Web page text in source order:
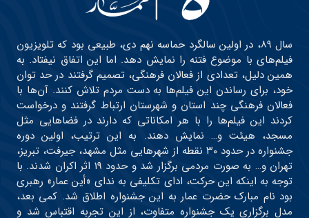
سال ۸۹، در اولین سالگرد حماسه نهم دی، طبیعی بود که تلویزیون
فیلم‌های با موضوع فتنه را نمایش دهد. اما این اتفاق نیفتاد. به
همین دلیل، تعدادی از فعالان فرهنگی، تصمیم گرفتند در حد توان
خود، برای رساندن این فیلم‌ها به دست مردم تلاش کنند. آن‌ها با
فعالان فرهنگی چند استان و شهرستان ارتباط گرفتند و درخواست
کردند این فیلم‌ها را با هر امکاناتی که دارند در فضاهایی مثل
مسجد، هیئت و… نمایش دهند. به این ترتیب، اولین دوره
جشنواره در حدود ۳۰ نقطه از شهرهایی مثل مشهد، جیرفت، تبریز،
تهران و… به صورت مردمی برگزار شد و حدود ۱۹ اثر اکران شدند. با
توجه به اینکه این حرکت، ادای تکلیفی به ندای «أین عمار» رهبری
بود نام مبارک حضرت عمار به این جشنواره اطلاق شد. کمی بعد،
مدل برگزاری یک جشنواره متفاوت، از این تجربه اقتباس شد و